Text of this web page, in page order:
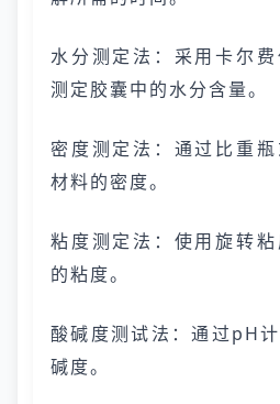
水分测定法：采用卡尔
测定胶囊中的水分含量。
密度测定法：通过比重
材料的密度。
粘度测定法：使用旋转
的粘度。
酸碱度测试法：通过pH
碱度。